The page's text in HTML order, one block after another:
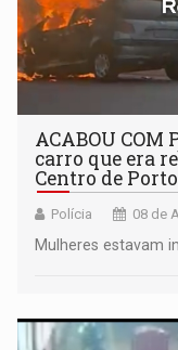
ACABOU COM
carro que era
Centro de
Polícia 08 de
Mulheres estavam